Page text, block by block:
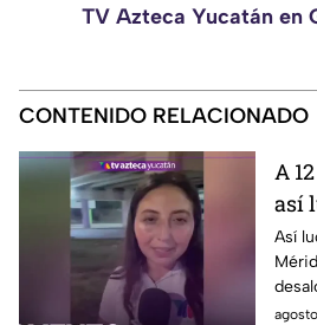
TV Azteca Yucatán en
CONTENIDO RELACIONADO
A
así
Así
el